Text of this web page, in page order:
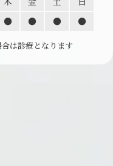
● ● ● ●
は診療となります